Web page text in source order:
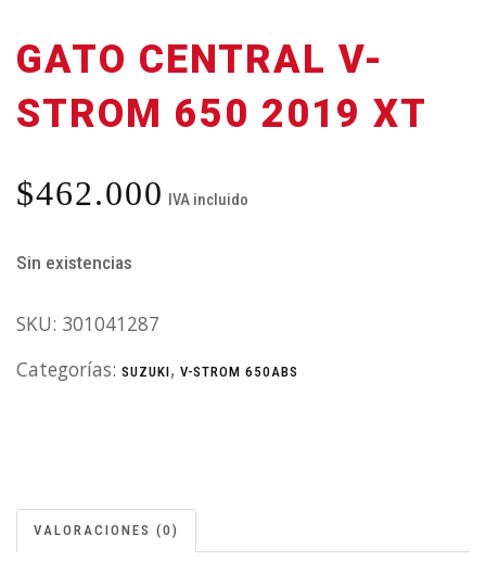
GATO CENTRAL V-
STROM 650 2019 XT
$462.000 IVA incluido
Sin existencias
SKU: 301041287
Categorías: SUZUKI, V-STROM 650ABS
VALORACIONES (0)